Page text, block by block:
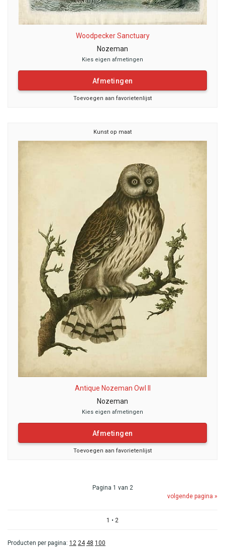
Woodpecker Sanctuary
Nozeman
Kies eigen afmetingen
Afmetingen
Toevoegen aan favorietenlijst
Kunst op maat
Antique Nozeman Owl II
Nozeman
Kies eigen afmetingen
Afmetingen
Toevoegen aan favorietenlijst
Pagina 1 van 2
volgende pagina »
1 • 2
Producten per pagina: 12 24 48 100